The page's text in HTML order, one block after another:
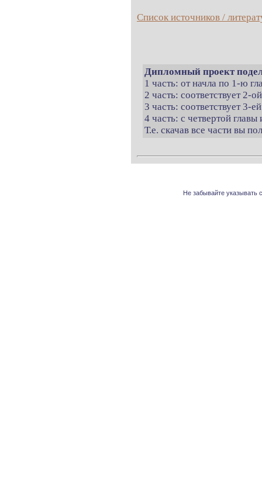
Список источников /
Дипломный проект
1 часть: от начла по 1-ю
2 часть: соответствует 2-
3 часть: соответствует 3-
4 часть: с четвертой
Т.е. скачав все части вы
Не забывайте указывать